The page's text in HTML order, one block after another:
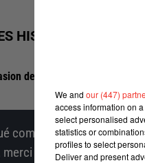
HISTOIRES
de son Interview sur
compte-tenu du refus
merci de nous donner
We and our (447)
access information on
select personalised
statistics or
profiles to select
Deliver and present